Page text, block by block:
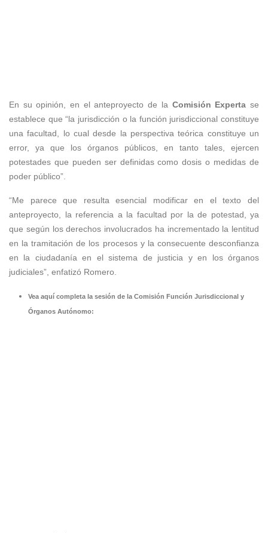
En su opinión, en el anteproyecto de la Comisión Expertase
establece que “la jurisdicción o la función jurisdiccional constituye
una facultad, lo cual desde la perspectiva teórica constituye un
error, ya que los órganos públicos, en tanto tales, ejercen
potestades que pueden ser definidas como dosis o medidas de
poder público”.
“Me parece que resulta esencial modificar en el texto del
anteproyecto, la referencia a la facultad por la de potestad, ya
que según los derechos involucrados ha incrementado la lentitud
en la tramitación de los procesos y la consecuente desconfianza
en la ciudadanía en el sistema de justicia y en los órganos
judiciales”, enfatizó Romero.
Vea aquí completa la sesión de la Comisión Función Jurisdiccional y
Órganos Autónomo: